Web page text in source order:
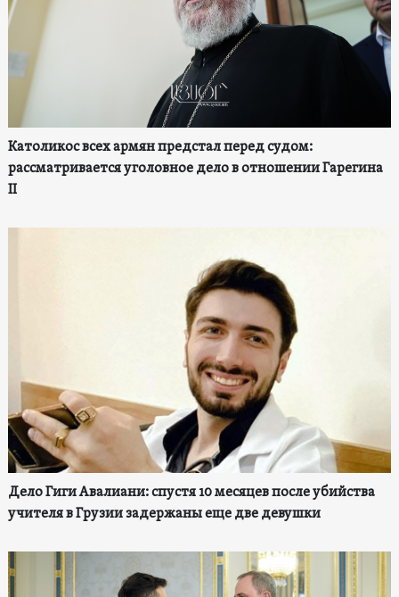
Католикос всех армян предстал перед судом:
рассматривается уголовное дело в отношении Гарегина
II
Дело Гиги Авалиани: спустя 10 месяцев после убийства
учителя в Грузии задержаны еще две девушки